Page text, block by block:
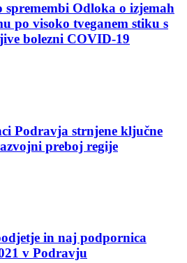
Odloka o izjemah
po visoko tveganem stiku s
bolezni COVID-19
Podravja strnjene ključne
preboj regije
in naj podpornica
v Podravju